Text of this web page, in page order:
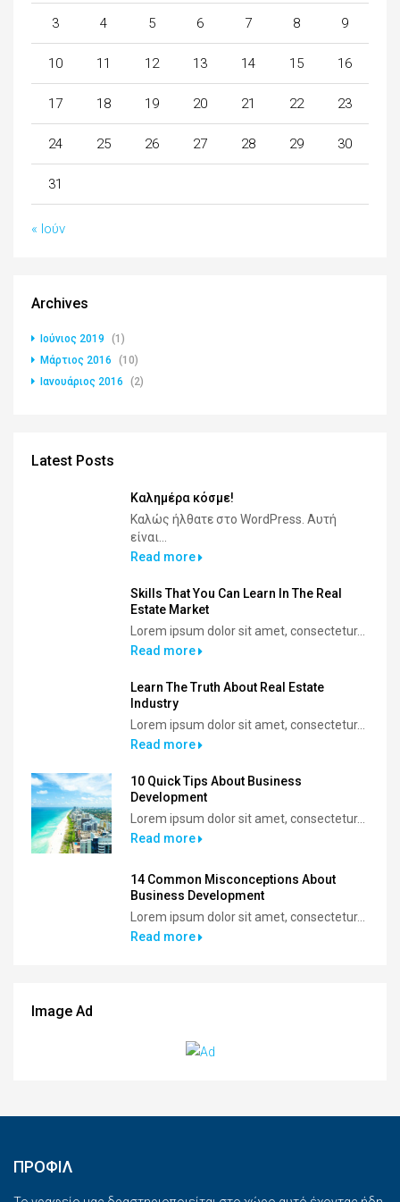
3 4 5 6 7 8 9
10 11 12 13 14 15 16
17 18 19 20 21 22 23
24 25 26 27 28 29 30
31
« Ιούν
Archives
Ιούνιος 2019
(1)
Μάρτιος 2016
(10)
Ιανουάριος 2016
(2)
Latest Posts
Καλημέρα κόσμε!
Καλώς ήλθατε στο WordPress. Αυτή
είναι...
Read more
Skills That You Can Learn In The Real
Estate Market
Lorem ipsum dolor sit amet, consectetur...
Read more
Learn The Truth About Real Estate
Industry
Lorem ipsum dolor sit amet, consectetur...
Read more
10 Quick Tips About Business
Development
Lorem ipsum dolor sit amet, consectetur...
Read more
14 Common Misconceptions About
Business Development
Lorem ipsum dolor sit amet, consectetur...
Read more
Image Ad
ΠΡΟΦΙΛ